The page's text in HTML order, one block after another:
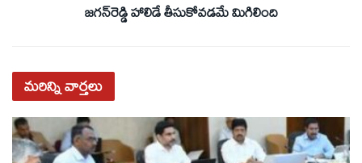
జగన్‌రెడ్డి హాలిడే తీసుకోవడమే మిగిలింది
మరిన్నివార్తలు